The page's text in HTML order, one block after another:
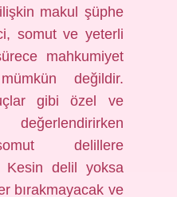
makul şüphe
somut ve yeterli
mahkumiyet
değildir.
gibi özel ve
delillere
Kesin delil yoksa
bırakmayacak ve